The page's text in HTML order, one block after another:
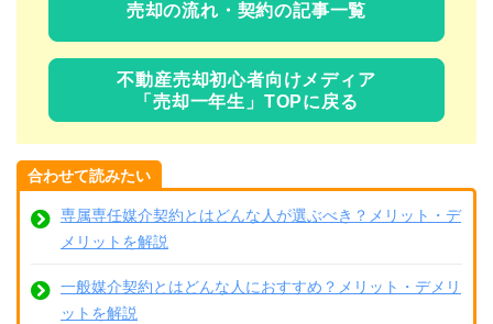
売却の流れ・契約の記事一覧
不動産売却初心者向けメディア
「売却一年生」TOPに戻る
合わせて読みたい
専属専任媒介契約とはどんな人が選ぶべき？メリット・デ
メリットを解説
一般媒介契約とはどんな人におすすめ？メリット・デメリ
ットを解説